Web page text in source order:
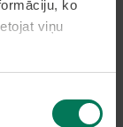
ko
viņu
iestādē
caur